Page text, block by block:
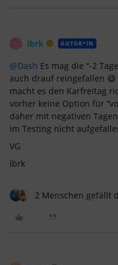
lbrk AUTOR*IN
@Dash Es mag die “-2
auch drauf reingefallen
macht es den Karfreitag
vorher keine Option für
daher mit negativen
im Testing nicht
VG
lbrk
2 Menschen gefällt